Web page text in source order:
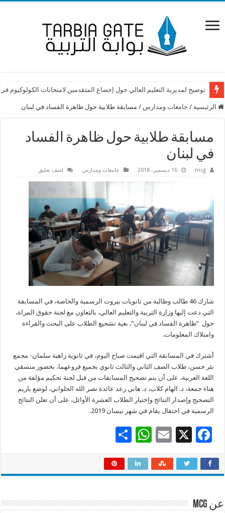
توضيح لمديرية التعليم العالي حول إخضاع المتقدمين لامتحانات الكولوكيوم
الرئيسية / جامعات ومدارس / مسابقة طلابية حول ظاهرة الفساد في لبنان
مسابقة طلابية حول ظاهرة الفساد
في لبنان
mcg 16 ديسمبر، 2018 جامعات ومدارس اضف تعليق
شارك 46 طالب وطالبة من ثانويات بيروت الرسمية والخاصة، في المسابقة
التي دعت إليها وزارة التربية والتعليم العالي، بالتعاون مع لجنة حقوق المراة،
حول “ظاهرة الفساد في لبنان”، بغية تشجيع الطلاب على البحث والقراءة
وامتلاك المعلومات.
أشترك في المسابقة التي اقيمت صباح اليوم، في ثانوية زاهية سلمان- مجمع
بئر حسن، طلاب الصف الثاني والثالث ثانوي بجميع فروعهما، بحضور منسقي
اللغة العربية، على أن يتم تصحيح المسابقات من قبل لجنة تحكيم مؤلفة من
هناء جمعة، د. الهام كلاب، د. هاني رعد عائدة نصر الله الحلواني، لوضع باريم
التصحيح وإصدار النتائج وإختيار الطلاب العشرة الأوائل، على أن تعلن النتائج
الرسمية في احتفال يقام في شهر نيسان 2019.
F
e
o
X
E
ai
W
at
p
ar
عن mcg